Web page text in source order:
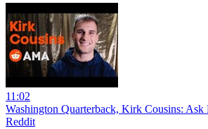
11:02
Washington Quarterback, Kirk Cousins:
Reddit